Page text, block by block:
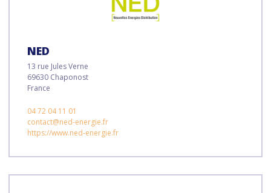
NED
13 rue Jules Verne
69630 Chaponost
France
04 72 04 11 01
contact@ned-energie.fr
https://www.ned-energie.fr